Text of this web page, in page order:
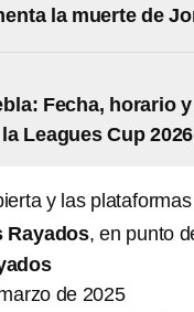
la muerte de
Fecha, horario
Leagues Cup 2026
y las plataformas
Rayados, en punto
de 2025